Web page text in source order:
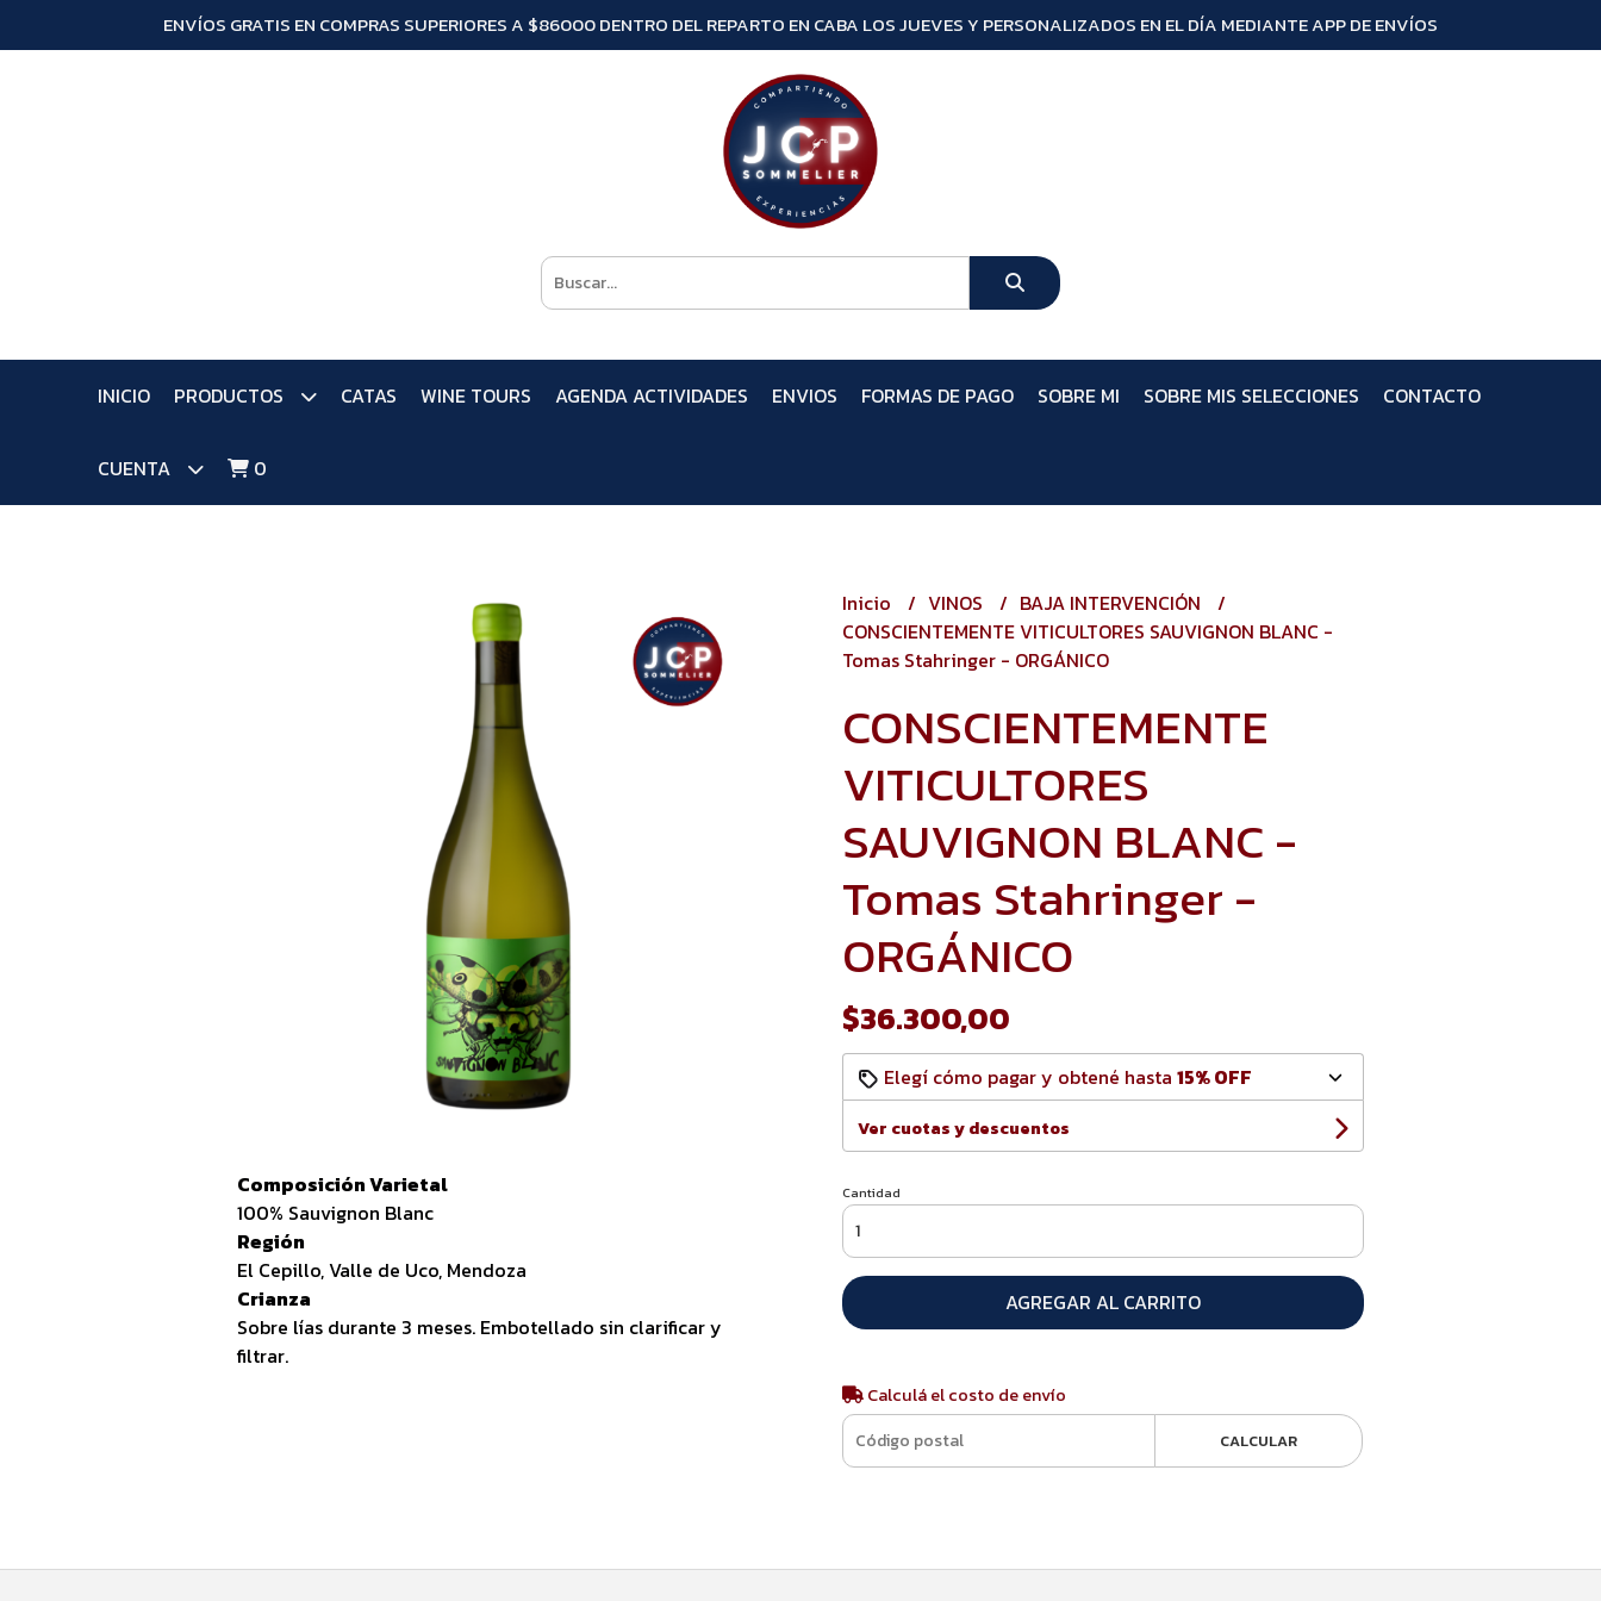
ENVÍOS GRATIS EN COMPRAS SUPERIORES A $86000 DENTRO DEL REPARTO EN CABA LOS JUEVES Y PERSONALIZADOS EN EL DÍA MEDIANTE APP DE ENVÍOS
INICIO PRODUCTOS CATAS WINE TOURS AGENDA ACTIVIDADES ENVIOS FORMAS DE PAGO SOBRE MI SOBRE MIS SELECCIONES CONTACTO
CUENTA 0
Composición Varietal
100% Sauvignon Blanc
Región
El Cepillo, Valle de Uco, Mendoza
Crianza
Sobre lías durante 3 meses. Embotellado sin clarificar y
filtrar.
Inicio VINOS
BAJA INTERVENCIÓN
CONSCIENTEMENTE VITICULTORES SAUVIGNON BLANC -
Tomas Stahringer - ORGÁNICO
CONSCIENTEMENTE
VITICULTORES
SAUVIGNON BLANC -
Tomas Stahringer -
ORGÁNICO
$36.300,00
Elegí cómo pagar y obtené hasta 15% OFF
Ver cuotas y descuentos
Cantidad
AGREGAR AL CARRITO
Calculá el costo de envío
CALCULAR